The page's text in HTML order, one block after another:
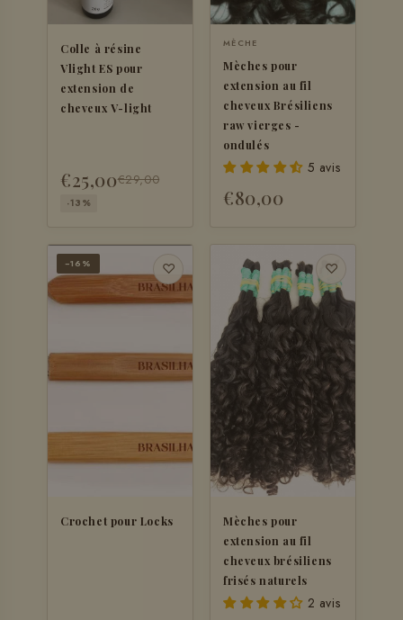
Colle à résine
Vlight ES pour
extension de
cheveux V-light
€25,00€29,00
-13%
MÈCHE
Mèches pour
extension au fil
cheveux Brésiliens
raw vierges -
ondulés
5 avis
€80,00
♡
−16%
Crochet pour Locks
♡
Mèches pour
extension au fil
cheveux brésiliens
frisés naturels
2 avis